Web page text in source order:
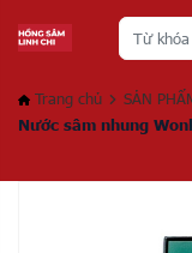
Trang chủ SẢN
Nước sâm nhung